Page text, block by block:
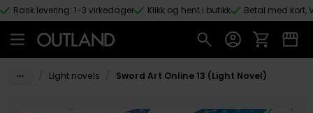
Hopp til hovedinnhold
Rask levering: 1-3 virkedager Klikk og hent i butikk Betal med kort,
Light novels Sword Art Online 13 (Light Novel)